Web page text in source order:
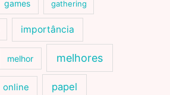
games gathering
importância
melhor melhores
online papel